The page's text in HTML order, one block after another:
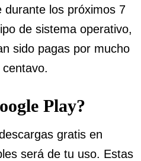
durante los próximos 7
de sistema operativo,
sido pagas por mucho
Play?
gratis en
será de tu uso. Estas